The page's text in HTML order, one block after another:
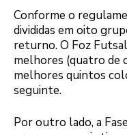
Conforme o
divididas em oito
returno. O Foz
melhores (quatro de
melhores quintos
seguinte.
Por outro lado, a